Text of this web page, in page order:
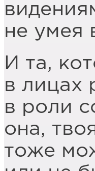
не умея
И та,
в лицах
в роли
она,
тоже